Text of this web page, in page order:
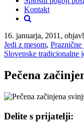
Kontakt
16. januarja, 2011,
Jedi z mesom, Praznične
Slovenske tradicionalne
Pečena
Delite s prijatelji: